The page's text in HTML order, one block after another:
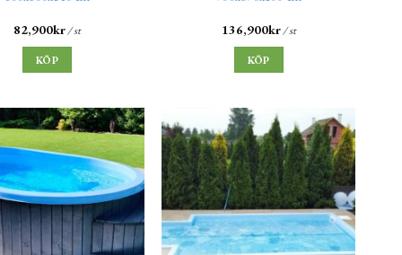
82,900kr/ st
KÖP
136,900kr/ st
KÖP